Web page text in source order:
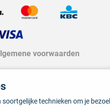
voorwaarden
technieken om je